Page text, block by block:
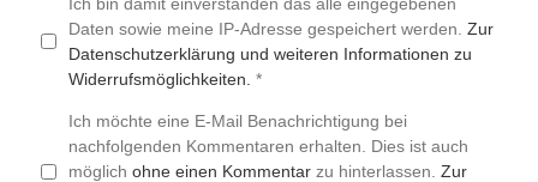
Daten sowie meine IP-Adresse gespeichert werden. Zur
Datenschutzerklärung und weiteren Informationen zu
Widerrufsmöglichkeiten. *
Ich möchte eine E-Mail Benachrichtigung bei
nachfolgenden Kommentaren erhalten. Dies ist auch
möglich ohne einen Kommentar zu hinterlassen. Zur